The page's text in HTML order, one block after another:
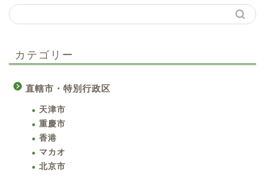
カテゴリー
直轄市・特別行政区
天津市
重慶市
香港
マカオ
北京市